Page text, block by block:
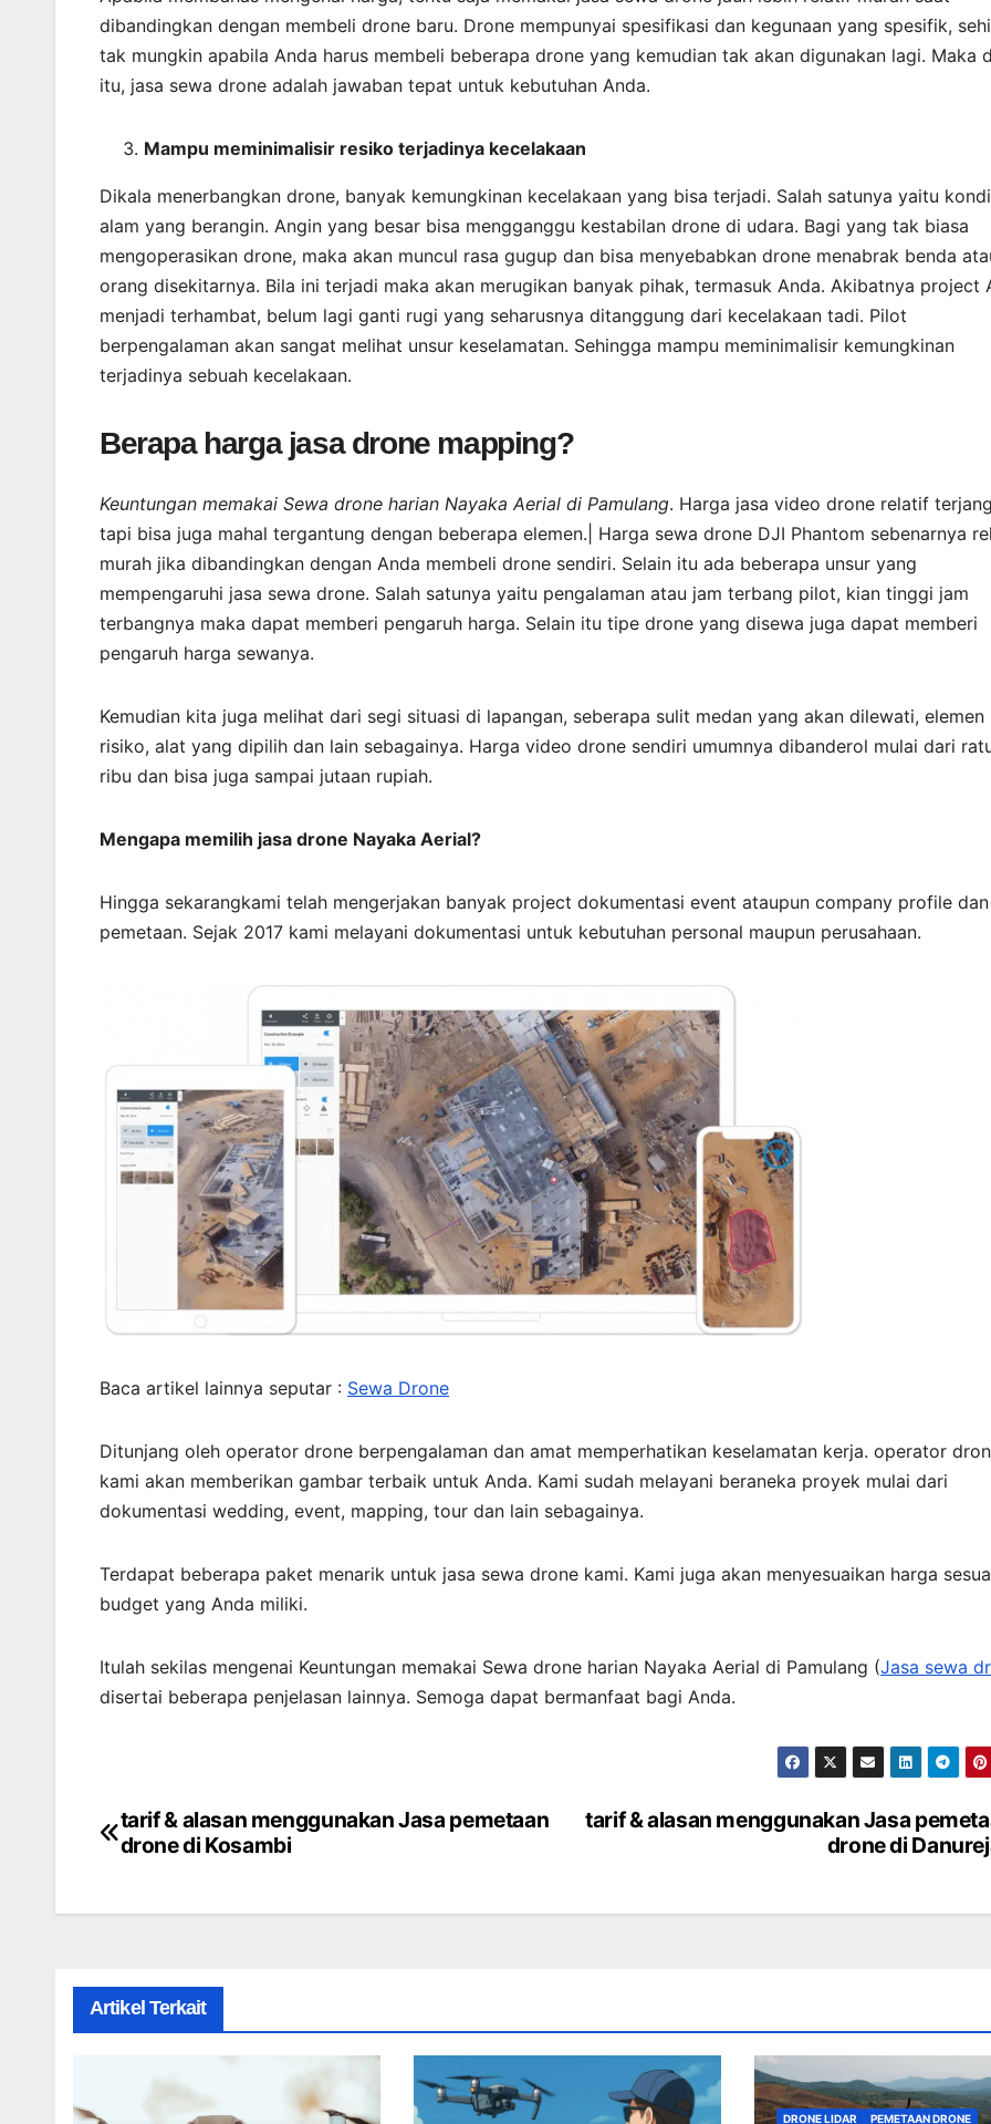
dibandingkan dengan membeli drone baru. Drone mempunyai spesifikasi dan kegunaan yang spesifik,
tak mungkin apabila Anda harus membeli beberapa drone yang kemudian tak akan digunakan lagi. Maka
itu, jasa sewa drone adalah jawaban tepat untuk kebutuhan Anda.
Mampu meminimalisir resiko terjadinya kecelakaan
Dikala menerbangkan drone, banyak kemungkinan kecelakaan yang bisa terjadi. Salah satunya yaitu
alam yang berangin. Angin yang besar bisa mengganggu kestabilan drone di udara. Bagi yang tak biasa
mengoperasikan drone, maka akan muncul rasa gugup dan bisa menyebabkan drone menabrak benda
orang disekitarnya. Bila ini terjadi maka akan merugikan banyak pihak, termasuk Anda. Akibatnya project
menjadi terhambat, belum lagi ganti rugi yang seharusnya ditanggung dari kecelakaan tadi. Pilot
berpengalaman akan sangat melihat unsur keselamatan. Sehingga mampu meminimalisir kemungkinan
terjadinya sebuah kecelakaan.
Berapa harga jasa drone mapping?
Keuntungan memakai Sewa drone harian Nayaka Aerial di Pamulang. Harga jasa video drone relatif
tapi bisa juga mahal tergantung dengan beberapa elemen.| Harga sewa drone DJI Phantom sebenarnya
murah jika dibandingkan dengan Anda membeli drone sendiri. Selain itu ada beberapa unsur yang
mempengaruhi jasa sewa drone. Salah satunya yaitu pengalaman atau jam terbang pilot, kian tinggi jam
terbangnya maka dapat memberi pengaruh harga. Selain itu tipe drone yang disewa juga dapat memberi
pengaruh harga sewanya.
Kemudian kita juga melihat dari segi situasi di lapangan, seberapa sulit medan yang akan dilewati, elemen
risiko, alat yang dipilih dan lain sebagainya. Harga video drone sendiri umumnya dibanderol mulai dari
ribu dan bisa juga sampai jutaan rupiah.
Mengapa memilih jasa drone Nayaka Aerial?
Hingga sekarangkami telah mengerjakan banyak project dokumentasi event ataupun company profile dan
pemetaan. Sejak 2017 kami melayani dokumentasi untuk kebutuhan personal maupun perusahaan.
Baca artikel lainnya seputar : Sewa Drone
Ditunjang oleh operator drone berpengalaman dan amat memperhatikan keselamatan kerja. operator
kami akan memberikan gambar terbaik untuk Anda. Kami sudah melayani beraneka proyek mulai dari
dokumentasi wedding, event, mapping, tour dan lain sebagainya.
Terdapat beberapa paket menarik untuk jasa sewa drone kami. Kami juga akan menyesuaikan harga
budget yang Anda miliki.
Itulah sekilas mengenai Keuntungan memakai Sewa drone harian Nayaka Aerial di Pamulang (Jasa sewa
disertai beberapa penjelasan lainnya. Semoga dapat bermanfaat bagi Anda.
Post
tarif & alasan menggunakan Jasa
drone di
tarif & alasan menggunakan Jasa pemetaan
drone di Kosambi
Artikel Terkait
DRONE LIDAR
PEMETAAN DRONE